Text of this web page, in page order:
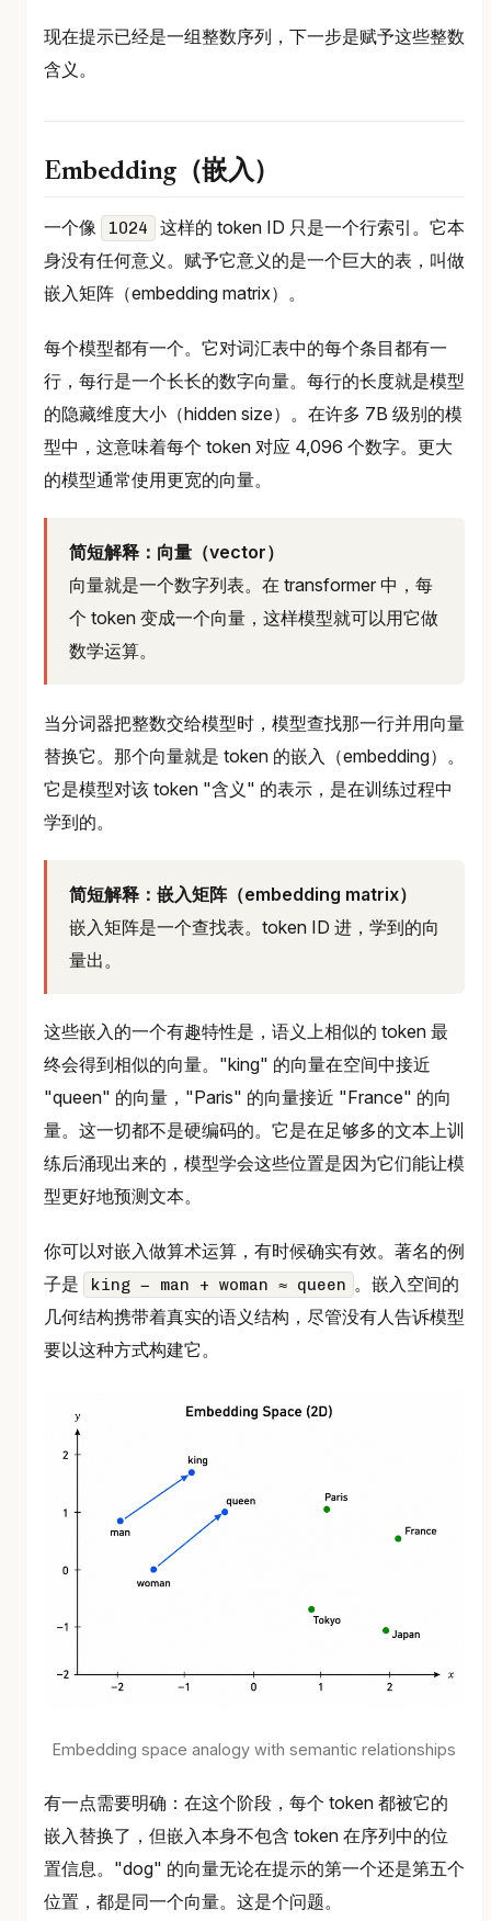
现在提示已经是一组整数序列，下一步是赋予这些整数
含义。
Embedding（嵌入）
一个像 1024
这样的 token ID 只是一个行索引。它本
身没有任何意义。赋予它意义的是一个巨大的表，叫做
嵌入矩阵（embedding matrix）。
每个模型都有一个。它对词汇表中的每个条目都有一
行，每行是一个长长的数字向量。每行的长度就是模型
的隐藏维度大小（hidden size）。在许多 7B 级别的模
型中，这意味着每个 token 对应 4,096 个数字。更大
的模型通常使用更宽的向量。
简短解释：向量（vector）
向量就是一个数字列表。在 transformer 中，每
个 token 变成一个向量，这样模型就可以用它做
数学运算。
当分词器把整数交给模型时，模型查找那一行并用向量
替换它。那个向量就是 token 的嵌入（embedding）。
它是模型对该 token "含义" 的表示，是在训练过程中
学到的。
简短解释：嵌入矩阵（embedding matrix）
嵌入矩阵是一个查找表。token ID 进，学到的向
量出。
这些嵌入的一个有趣特性是，语义上相似的 token 最
终会得到相似的向量。"king" 的向量在空间中接近
"queen" 的向量，"Paris" 的向量接近 "France" 的向
量。这一切都不是硬编码的。它是在足够多的文本上训
练后涌现出来的，模型学会这些位置是因为它们能让模
型更好地预测文本。
你可以对嵌入做算术运算，有时候确实有效。著名的例
子是
king − man + woman ≈ queen 。嵌入空间的
几何结构携带着真实的语义结构，尽管没有人告诉模型
要以这种方式构建它。
Embedding space analogy with semantic relationships
有一点需要明确：在这个阶段，每个 token 都被它的
嵌入替换了，但嵌入本身不包含 token 在序列中的位
置信息。"dog" 的向量无论在提示的第一个还是第五个
位置，都是同一个向量。这是个问题。